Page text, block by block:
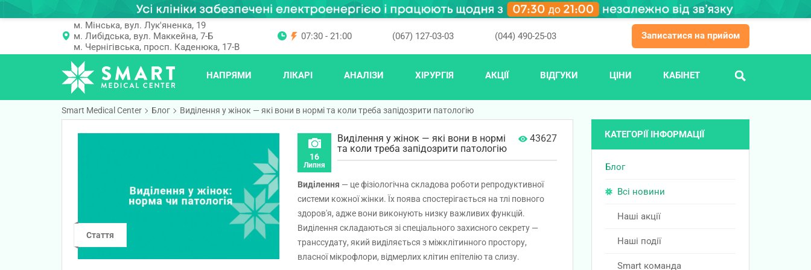
ПОШУК
м. Мінська, вул. Лук'яненка, 19
м. Либідська, вул. Маккейна, 7-Б
м. Чернігівська, просп. Каденюка, 17-В
07:30 - 21:00 (067) 127-03-03 (044) 490-25-03 Записатися на прийом
НАПРЯМИ ЛІКАРІ АНАЛІЗИ ХІРУРГІЯ АКЦІЇ ВІДГУКИ ЦІНИ КАБІНЕТ
Smart Medical Center Блог Виділення у жінок — які вони в нормі та коли треба запідозрити патологію
Стаття
16
Липня
43627
Виділення у жінок — які вони в нормі
та коли треба запідозрити патологію
Виділення — це фізіологічна складова роботи репродуктивної
системи кожної жінки. Їх поява спостерігається на тлі повного
здоров'я, адже вони виконують низку важливих функцій.
Виділення складаються зі спеціального захисного секрету —
транссудату, який виділяється з міжклітинного простору,
власної мікрофлори, відмерлих клітин епітелію та слизу.
КАТЕГОРІЇ ІНФОРМАЦІЇ
Блог
Всі новини
Наші акції
Наші події
Smart команда